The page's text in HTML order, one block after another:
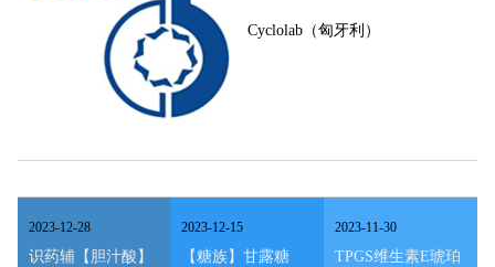
Cyclolab（匈牙利）
识药辅【胆汁酸】
2023-12-28
【糖族】甘露糖
2023-12-15
TPGS维生素E琥珀
2023-11-30